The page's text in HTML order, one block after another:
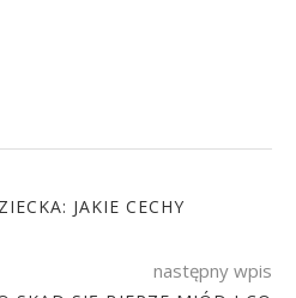
JAKIE CECHY
następny wpis